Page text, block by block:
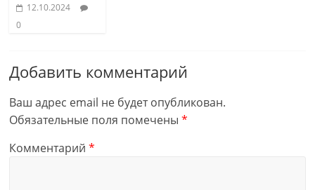
12.10.2024
0
Добавить комментарий
Ваш адрес email не будет опубликован.
Обязательные поля помечены*
Комментарий*